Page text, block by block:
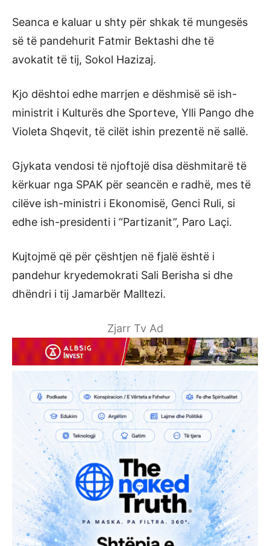
Seanca e kaluar u shty për shkak të mungesës
së të pandehurit Fatmir Bektashi dhe të
avokatit të tij, Sokol Hazizaj.
Kjo dështoi edhe marrjen e dëshmisë së ish-
ministrit i Kulturës dhe Sporteve, Ylli Pango dhe
Violeta Shqevit, të cilët ishin prezentë në sallë.
Gjykata vendosi të njoftojë disa dëshmitarë të
kërkuar nga SPAK për seancën e radhë, mes të
cilëve ish-ministri i Ekonomisë, Genci Ruli, si
edhe ish-presidenti i “Partizanit”, Paro Laçi.
Kujtojmë që për çështjen në fjalë është i
pandehur kryedemokrati Sali Berisha si dhe
dhëndri i tij Jamarbër Malltezi.
Zjarr Tv Ad